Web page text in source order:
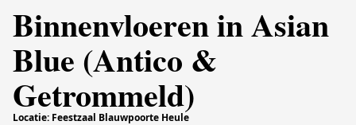
Binnenvloeren in Asian
Blue (Antico &
Getrommeld)
Locatie: Feestzaal Blauwpoorte Heule